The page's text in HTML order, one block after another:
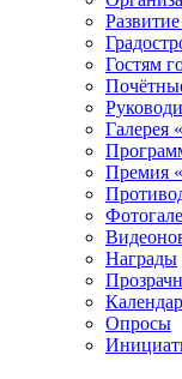
Гостям
Галерея
Премия
Награды
Опросы